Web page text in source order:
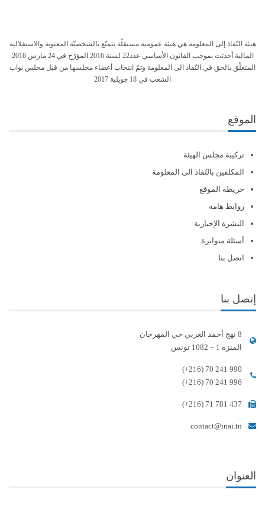
هيئة النّفاذ إلى المعلومة هي هيئة عمومية مستقلّة تتمتّع بالشخصيّة المعنوية والاستقلالية
المالية أحدثت بموجب القانون الأساسي عدد22 لسنة 2016 المؤرّخ في 24 مارس 2016
المتعلّق بالحق في النّفاذ الى المعلومة وتمّ انتخاب أعضاء مجلسها من قبل مجلس نواب
الشعب في 18 جويلية 2017
الموقع
تركيبة مجلس الهيئة
المكلفين بالنّفاذ الى المعلومة
خريطة الموقع
روابط هامة
النشرة الإخبارية
أسئلة متواترة
اتصل بنا
إتصل بنا
8 نهج أحمد الغربي حي المهرجان
المنزه 1 – 1082 تونس
(+216) 70 241 990
(+216) 70 241 996
(+216) 71 781 437
contact@inai.tn
العنوان